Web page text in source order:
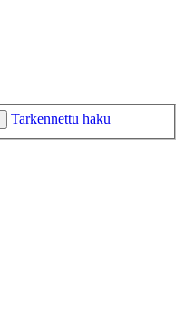
Tarkennettu haku